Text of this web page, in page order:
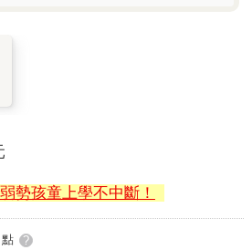
勢孩童上學不中斷！
點 ?